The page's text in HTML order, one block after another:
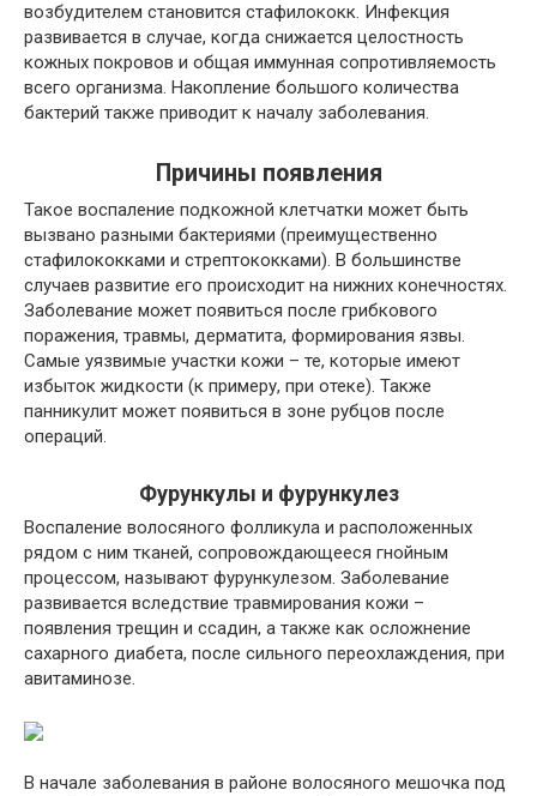
возбудителем становится стафилококк. Инфекция
развивается в случае, когда снижается целостность
кожных покровов и общая иммунная сопротивляемость
всего организма. Накопление большого количества
бактерий также приводит к началу заболевания.
Причины появления
Такое воспаление подкожной клетчатки может быть
вызвано разными бактериями (преимущественно
стафилококками и стрептококками). В большинстве
случаев развитие его происходит на нижних конечностях.
Заболевание может появиться после грибкового
поражения, травмы, дерматита, формирования язвы.
Самые уязвимые участки кожи – те, которые имеют
избыток жидкости (к примеру, при отеке). Также
панникулит может появиться в зоне рубцов после
операций.
Фурункулы и фурункулез
Воспаление волосяного фолликула и расположенных
рядом с ним тканей, сопровождающееся гнойным
процессом, называют фурункулезом. Заболевание
развивается вследствие травмирования кожи –
появления трещин и ссадин, а также как осложнение
сахарного диабета, после сильного переохлаждения, при
авитаминозе.
В начале заболевания в районе волосяного мешочка под